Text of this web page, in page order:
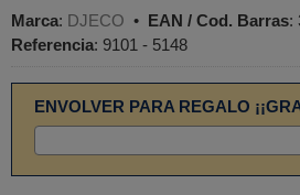
Marca: DJECO • EAN / Cod. Barras:
Referencia: 9101 - 5148
ENVOLVER PARA REGALO